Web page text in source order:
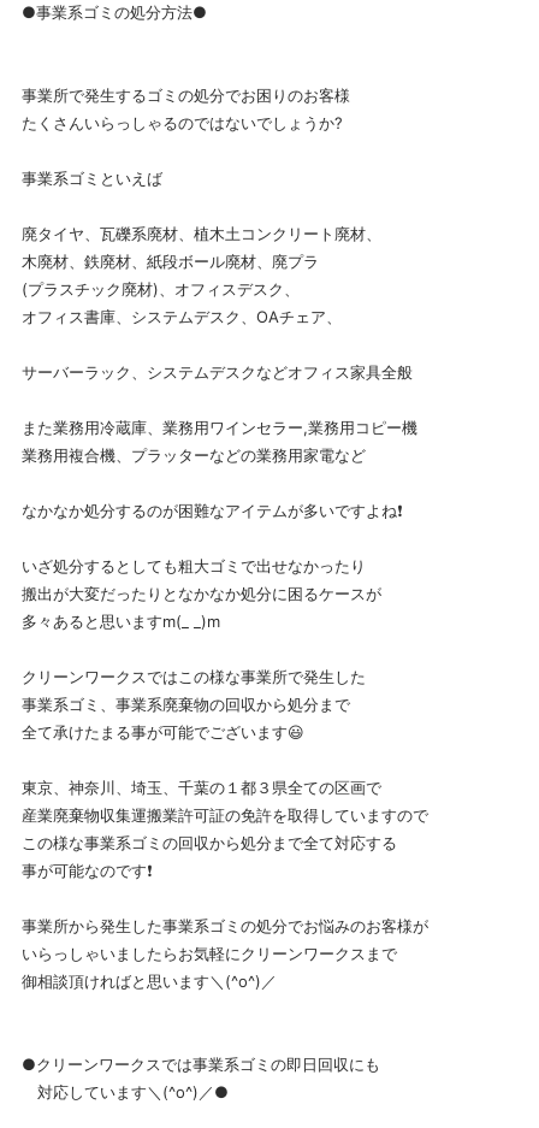
●事業系ゴミの処分方法●
事業所で発生するゴミの処分でお困りのお客様
たくさんいらっしゃるのではないでしょうか?
事業系ゴミといえば
廃タイヤ、瓦礫系廃材、植木土コンクリート廃材、
木廃材、鉄廃材、紙段ボール廃材、廃プラ
(プラスチック廃材)、オフィスデスク、
オフィス書庫、システムデスク、OAチェア、
サーバーラック、システムデスクなどオフィス家具全般
また業務用冷蔵庫、業務用ワインセラー,業務用コピー機
業務用複合機、プラッターなどの業務用家電など
なかなか処分するのが困難なアイテムが多いですよね❗
いざ処分するとしても粗大ゴミで出せなかったり
搬出が大変だったりとなかなか処分に困るケースが
多々あると思いますm(_ _)m
クリーンワークスではこの様な事業所で発生した
事業系ゴミ、事業系廃棄物の回収から処分まで
全て承けたまる事が可能でございます😃
東京、神奈川、埼玉、千葉の１都３県全ての区画で
産業廃棄物収集運搬業許可証の免許を取得していますので
この様な事業系ゴミの回収から処分まで全て対応する
事が可能なのです❗
事業所から発生した事業系ゴミの処分でお悩みのお客様が
いらっしゃいましたらお気軽にクリーンワークスまで
御相談頂ければと思います＼(^o^)／
●クリーンワークスでは事業系ゴミの即日回収にも
対応しています＼(^o^)／●